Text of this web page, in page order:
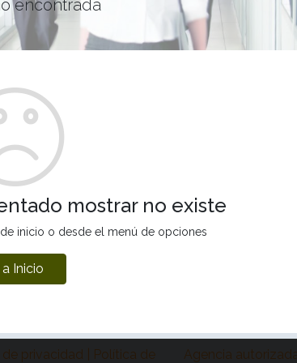
encontrada
mostrar no existe
inicio o desde el menú de opciones
a Inicio
privacidad | Política de Agencia